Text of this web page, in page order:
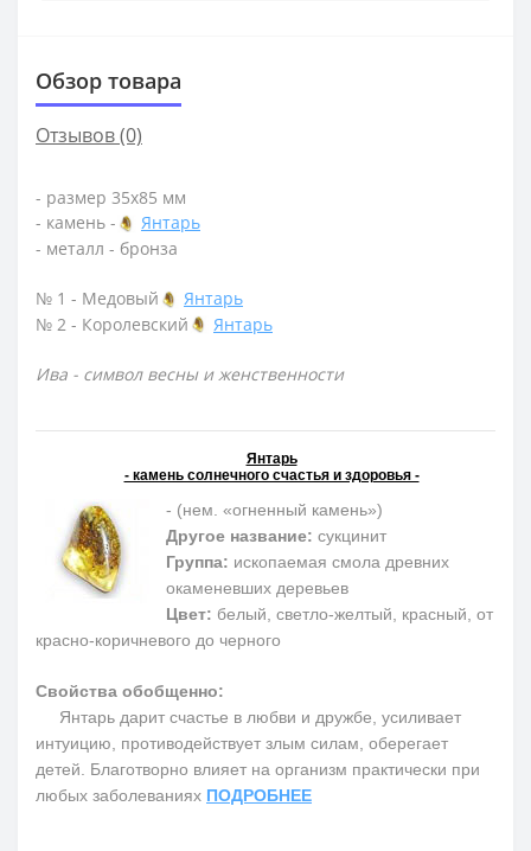
Обзор товара
Отзывов (0)
- размер 35х85 мм
- камень -
Янтарь
- металл - бронза
№ 1 - Медовый
Янтарь
№ 2 - Королевский
Янтарь
Ива - символ весны и женственности
Янтарь
- камень солнечного счастья и здоровья -
- (нем. «огненный камень»)
Другое название: сукцинит
Группа: ископаемая смола древних
окаменевших деревьев
Цвет: белый, светло-желтый, красный, от
красно-коричневого до черного
Свойства обобщенно:
Янтарь дарит счастье в любви и дружбе, усиливает
интуицию, противодействует злым силам, оберегает
детей. Благотворно влияет на организм практически при
любых заболеваниях ПОДРОБНЕЕ